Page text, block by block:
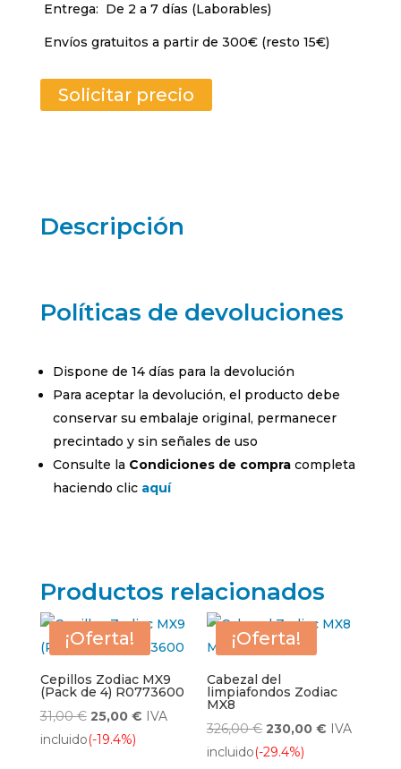
Entrega: De 2 a 7 días (Laborables)
Envíos gratuitos a partir de 300€ (resto 15€)
Solicitar precio
Descripción
Políticas de devoluciones
Dispone de 14 días para la devolución
Para aceptar la devolución, el producto debe
conservar su embalaje original, permanecer
precintado y sin señales de uso
Consulte la Condiciones de compracompleta
haciendo clic aquí
Productos relacionados
¡Oferta!
Cepillos Zodiac MX9
(Pack de 4) R0773600
31,00€ El
precio
25,00 €ElIVA
incluido(-19.4%)
¡Oferta!
Cabezal del
limpiafondos Zodiac
MX8
326,00€ El
precio
230,00€ El
IVA
incluido(-29.4%)